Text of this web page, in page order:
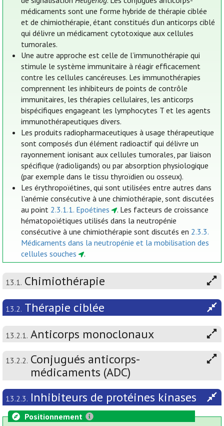
médicaments sont une forme hybride de thérapie ciblée
et de chimiothérapie, étant constitués d’un anticorps ciblé
qui délivre un médicament cytotoxique aux cellules
tumorales.
Une autre approche est celle de l’immunothérapie qui
stimule le système immunitaire à réagir efficacement
contre les cellules cancéreuses. Les immunothérapies
comprennent les inhibiteurs de points de contrôle
immunitaires, les thérapies cellulaires, les anticorps
bispécifiques engageant les lymphocytes T et les agents
immunothérapeutiques divers.
Les produits radiopharmaceutiques à usage thérapeutique
sont composés d’un élément radioactif qui délivre un
rayonnement ionisant aux cellules tumorales, par liaison
spécifique (radioligands) ou par absorption physiologique
(par exemple dans le tissu thyroïdien ou osseux).
Les érythropoïétines, qui sont utilisées entre autres dans
l'anémie consécutive à une chimiothérapie, sont discutées
au point 2.3.1.1. Epoétines
. Les facteurs de croissance
hématopoïétiques utilisés dans la neutropénie
consécutive à une chimiothérapie sont discutés en 2.3.3.
Médicaments dans la neutropénie et la mobilisation des
cellules souches
.
13.1. Chimiothérapie
13.2. Thérapie ciblée
13.2.1. Anticorps monoclonaux
13.2.2. Conjugués anticorps-
médicaments (ADC)
13.2.3. Inhibiteurs de protéines kinases
Positionnement